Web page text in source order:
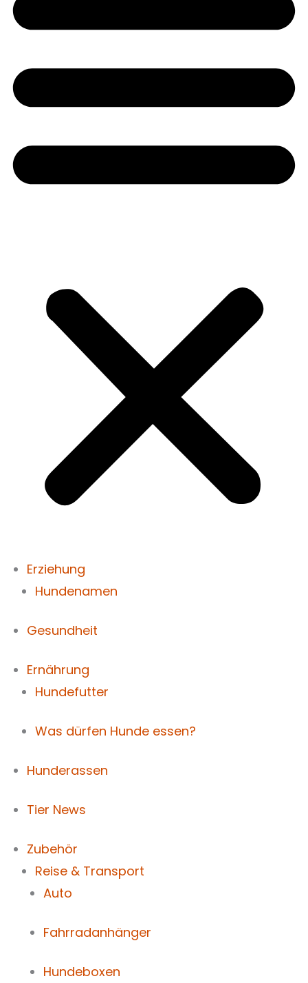
Erziehung
Hundenamen
Gesundheit
Ernährung
Hundefutter
Was dürfen Hunde essen?
Hunderassen
Tier News
Zubehör
Reise & Transport
Auto
Fahrradanhänger
Hundeboxen